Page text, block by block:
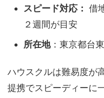
スピード対応： 借
２週間が目安
所在地：東京都台
ハウスクルは難易度が
提携でスピーディーに